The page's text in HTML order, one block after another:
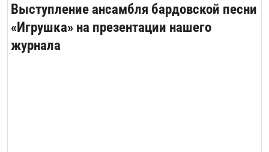
Выступление ансамбля бардовской песни
«Игрушка» на презентации нашего
журнала